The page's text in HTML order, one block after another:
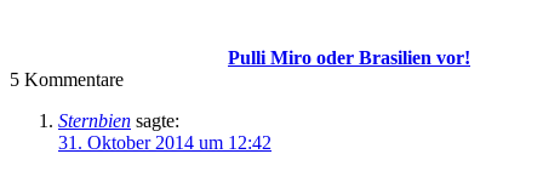
Pulli Miro oder Brasilien vor!
5 Kommentare
Sternbien sagte:
31. Oktober 2014 um 12:42